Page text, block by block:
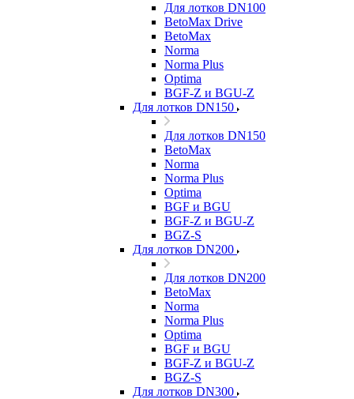
Для лотков DN100
BetoMax Drive
BetoMax
Norma
Norma Plus
Optima
BGF-Z и BGU-Z
Для лотков DN150
Для лотков DN150
BetoMax
Norma
Norma Plus
Optima
BGF и BGU
BGF-Z и BGU-Z
BGZ-S
Для лотков DN200
Для лотков DN200
BetoMax
Norma
Norma Plus
Optima
BGF и BGU
BGF-Z и BGU-Z
BGZ-S
Для лотков DN300